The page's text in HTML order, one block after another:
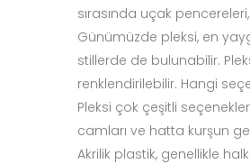
sırasında uçak
Günümüzde pleksi, en
stillerde de bulunabilir.
renklendirilebilir. Hangi
Pleksi çok çeşitli
camları ve hatta kurşun
Akrilik plastik, genellikle